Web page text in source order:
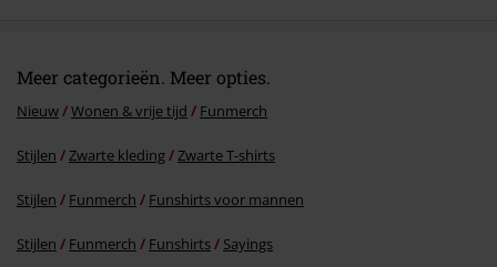
Meer categorieën. Meer opties.
Nieuw Wonen & vrije tijd Funmerch
Stijlen Zwarte kleding Zwarte T-shirts
Stijlen Funmerch Funshirts voor mannen
Stijlen Funmerch Funshirts Sayings